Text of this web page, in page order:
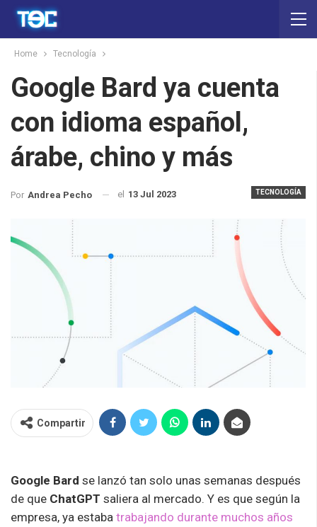
Home Tecnología
Google Bard ya cuenta
con idioma español,
árabe, chino y más
TECNOLOGÍA
Por Andrea Pecho el 13 Jul 2023
Compartir
Google Bard se lanzó tan solo unas semanas después
de que ChatGPT saliera al mercado. Y es que según la
empresa, ya estaba trabajando durante muchos años